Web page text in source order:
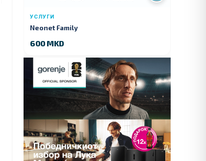
УСЛУГИ
Neonet Family
600 MKD